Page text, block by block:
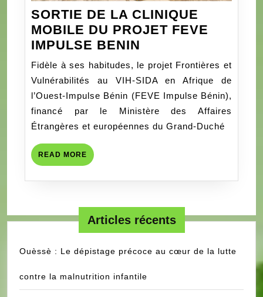
SORTIE DE LA CLINIQUE
MOBILE DU PROJET FEVE
IMPULSE BENIN
DE
LA
CLINIQUE
MOBILE
DU
BENIN
Fidèle à ses habitudes, le projet Frontières et
Vulnérabilités au VIH-SIDA en Afrique de
l’Ouest-Impulse Bénin (FEVE Impulse Bénin),
financé par le Ministère des Affaires
Étrangères et européennes du Grand-Duché
READ MORE READ
MORE
Articles récents
Ouèssè : Le dépistage précoce au cœur de la lutte
contre la malnutrition infantile